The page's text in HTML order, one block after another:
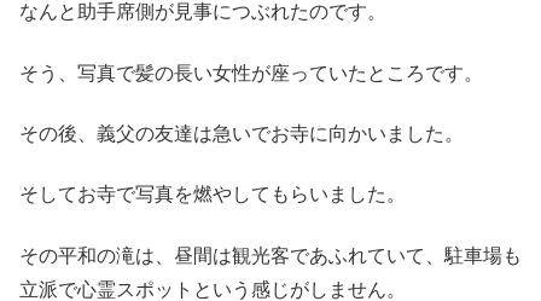
なんと助手席側が見事につぶれたのです。
そう、写真で髪の長い女性が座っていたところです。
その後、義父の友達は急いでお寺に向かいました。
そしてお寺で写真を燃やしてもらいました。
その平和の滝は、昼間は観光客であふれていて、駐車場も
立派で心霊スポットという感じがしません。